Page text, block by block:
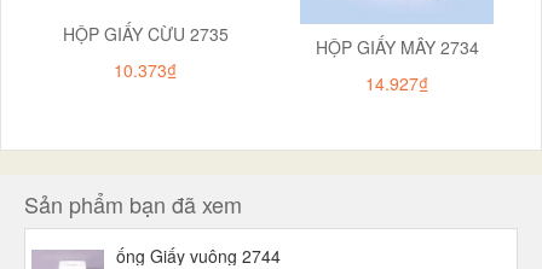
HỘP GIẤY CỪU 2735
10.373₫
HỘP GIẤY MÂY 2734
14.927₫
Sản phẩm bạn đã xem
ống Giấy vuông 2744